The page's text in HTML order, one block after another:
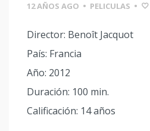
12 AÑOS AGO • PELICULAS •
Director: Benoît Jacquot
País: Francia
Año: 2012
Duración: 100 min.
Calificación: 14 años